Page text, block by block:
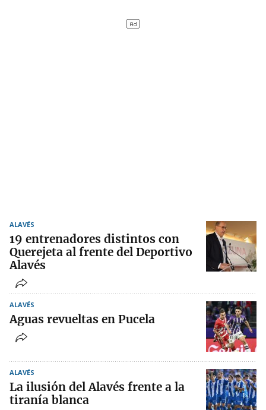
ALAVÉS
19 entrenadores distintos con
Querejeta al frente del Deportivo
Alavés
ALAVÉS
Aguas revueltas en Pucela
ALAVÉS
La ilusión del Alavés frente a la
tiranía blanca